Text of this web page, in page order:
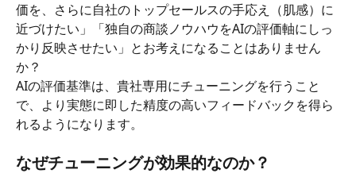
価を、さらに自社のトップセールスの手応え（肌感）に
近づけたい」「独自の商談ノウハウをAIの評価軸にしっ
かり反映させたい」とお考えになることはありません
か？
AIの評価基準は、貴社専用にチューニングを行うこと
で、より実態に即した精度の高いフィードバックを得ら
れるようになります。
なぜチューニングが効果的なのか？